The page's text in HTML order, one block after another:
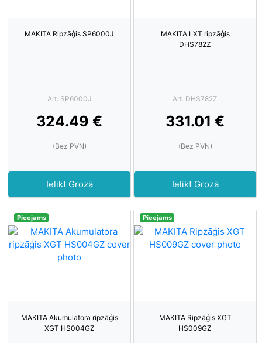
MAKITA Ripzāģis SP6000J
Art. SP6000J
324.49 €
(Bez PVN)
Ielikt Grozā
MAKITA LXT ripzāģis
DHS782Z
Art. DHS782Z
331.01 €
(Bez PVN)
Ielikt Grozā
Pieejams
MAKITA Akumulatora ripzāģis
XGT HS004GZ
Pieejams
MAKITA Ripzāģis XGT
HS009GZ